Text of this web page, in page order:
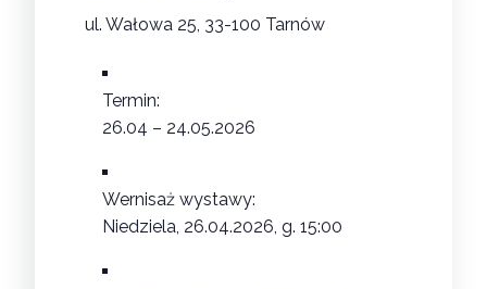
ul. Wałowa 25, 33-100 Tarnów
Termin:
26.04 – 24.05.2026
Wernisaż wystawy:
Niedziela, 26.04.2026, g. 15:00